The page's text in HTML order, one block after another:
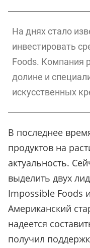
На днях стало
инвестировать
Foods. Компания
долине и
искусственных
В последнее
продуктов на
актуальность.
выделить двух
Impossible Foods
Американский
надеется
получил